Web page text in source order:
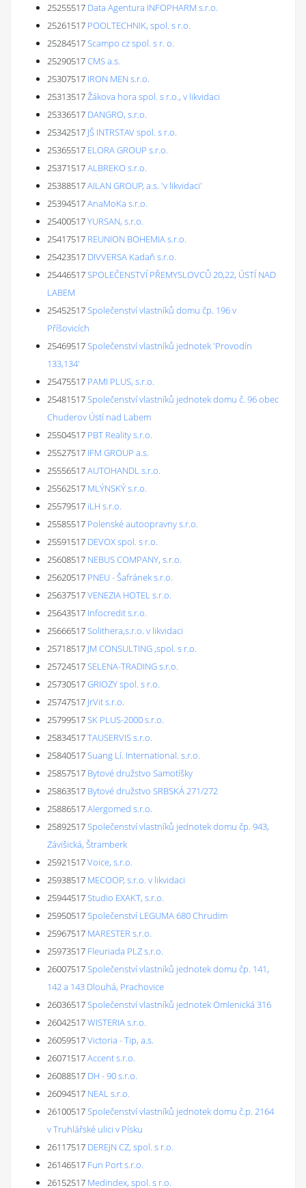
25255517 Data Agentura INFOPHARM s.r.o.
25261517 POOLTECHNIK, spol. s r.o.
25284517Scampo cz spol. s r. o.
25290517CMS a.s.
25307517 IRON MEN s.r.o.
25313517Žákova hora spol. s r.o., v likvidaci
25336517 DANGRO, s.r.o.
25342517 JŠ INTRSTAV spol. s r.o.
25365517 ELORA GROUP s.r.o.
25371517ALBREKO s.r.o.
25388517AILAN GROUP, a.s. 'v likvidaci'
25394517AnaMoKa s.r.o.
25400517YURSAN, s.r.o.
25417517 REUNION BOHEMIA s.r.o.
25423517 DIVVERSA Kadaň s.r.o.
25446517SPOLEČENSTVÍ PŘEMYSLOVCŮ 20,22, ÚSTÍ NAD
LABEM
25452517Společenství vlastníků domu čp. 196 v
Příšovicích
25469517Společenství vlastníků jednotek 'Provodín
133,134'
25475517 PAMI PLUS, s.r.o.
25481517Společenství vlastníků jednotek domu č. 96 obec
Chuderov Ústí nad Labem
25504517 PBT Reality s.r.o.
25527517 IFM GROUP a.s.
25556517AUTOHANDL s.r.o.
25562517 MLÝNSKÝ s.r.o.
25579517 iLH s.r.o.
25585517 Polenské autoopravny s.r.o.
25591517 DEVOX spol. s r.o.
25608517 NEBUS COMPANY, s.r.o.
25620517 PNEU - Šafránek s.r.o.
25637517VENEZIA HOTEL s.r.o.
25643517 Infocredit s.r.o.
25666517Solithera,s.r.o. v likvidaci
25718517 JM CONSULTING ,spol. s r.o.
25724517SELENA-TRADING s.r.o.
25730517GRIOZY spol. s r.o.
25747517 JrVit s.r.o.
25799517SK PLUS-2000 s.r.o.
25834517TAUSERVIS s.r.o.
25840517Suang Lí. International. s.r.o.
25857517 Bytové družstvo Samotíšky
25863517 Bytové družstvo SRBSKÁ 271/272
25886517Alergomed s.r.o.
25892517Společenství vlastníků jednotek domu čp. 943,
Závišická, Štramberk
25921517Voice, s.r.o.
25938517 MECOOP, s.r.o. v likvidaci
25944517Studio EXAKT, s.r.o.
25950517Společenství LEGUMA 680 Chrudim
25967517 MARESTER s.r.o.
25973517 Fleuriada PLZ s.r.o.
26007517Společenství vlastníků jednotek domu čp. 141,
142 a 143 Dlouhá, Prachovice
26036517Společenství vlastníků jednotek Omlenická 316
26042517WISTERIA s.r.o.
26059517Victoria - Tip, a.s.
26071517Accent s.r.o.
26088517 DH - 90 s.r.o.
26094517 NEAL s.r.o.
26100517Společenství vlastníků jednotek domu č.p. 2164
v Truhlářské ulici v Písku
26117517 DEREJN CZ, spol. s r.o.
26146517 Fun Port s.r.o.
26152517 Medindex, spol. s r.o.